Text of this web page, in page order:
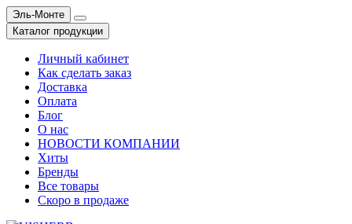
Эль-Монте
Каталог продукции
Личный кабинет
Как сделать заказ
Доставка
Оплата
Блог
О нас
НОВОСТИ КОМПАНИИ
Хиты
Бренды
Все товары
Скоро в продаже